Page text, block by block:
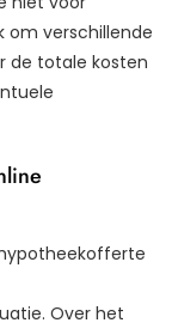
om verschillende
de totale kosten
Over het